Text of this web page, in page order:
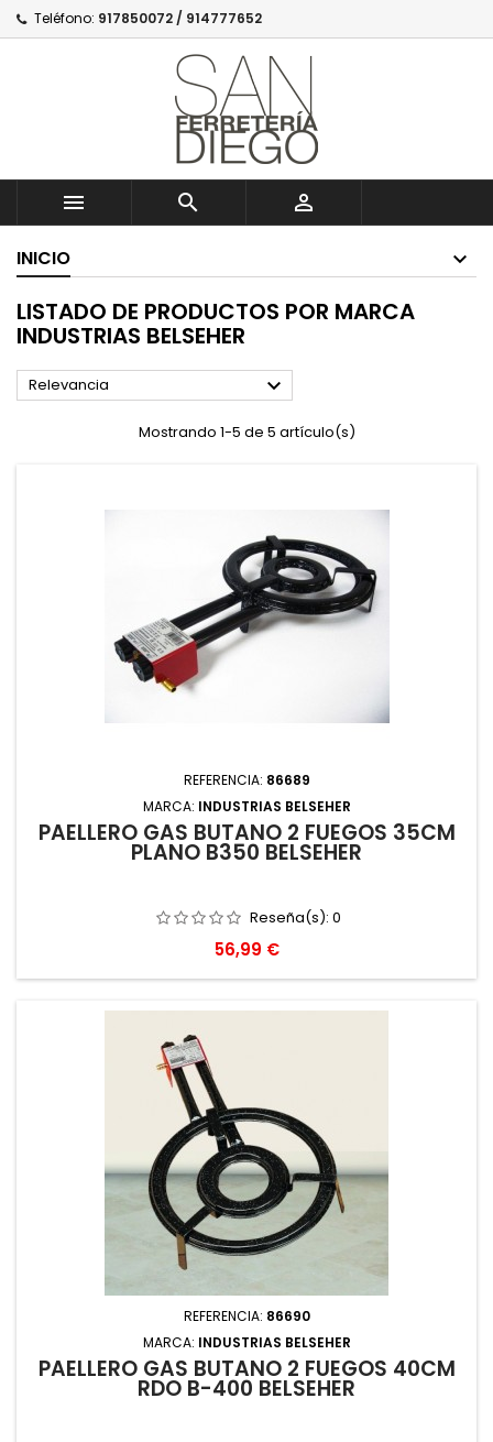
Teléfono: 917850072 / 914777652
  
INICIO
LISTADO DE PRODUCTOS POR MARCA
INDUSTRIAS BELSEHER
Relevancia 
Mostrando 1-5 de 5 artículo(s)
REFERENCIA: 86689
MARCA: INDUSTRIAS BELSEHER
PAELLERO GAS BUTANO 2 FUEGOS 35CM
PLANO B350 BELSEHER
Reseña(s): 0
Precio
56,99 €
REFERENCIA: 86690
MARCA: INDUSTRIAS BELSEHER
PAELLERO GAS BUTANO 2 FUEGOS 40CM
RDO B-400 BELSEHER